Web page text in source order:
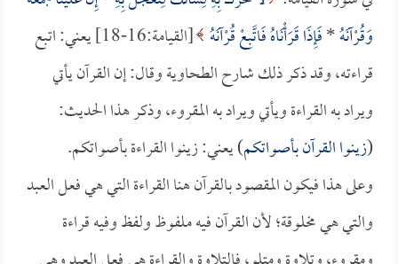
وَقُرْآنَهُ*فَإِذَا قَرَأْنَاهُ فَاتَّبِعْ قُرْآنَهُ
[القيامة:16-18] يعني: اتبع
قراءته، وقد ذكر ذلك شارح الطحاوية وقال: إن القرآن يأتي
ويراد به القراءة ويأتي ويراد به المقروء، وذكر هذا الحديث:
(زينوا القرآن بأصواتكم) يعني: زينوا القراءة بأصواتكم.
وعلى هذا فيكون المقصود بالقرآن هنا القراءة التي هي فعل العبد
والتي هي مخلوقة؛ لأن القرآن فيه ملفوظ ولفظ وفيه قراءة